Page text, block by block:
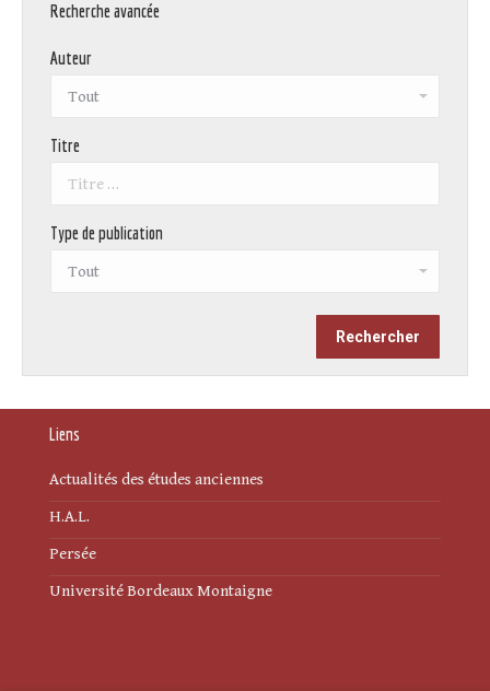
Recherche avancée
Auteur
Titre
Type de publication
Liens
Actualités des études anciennes
H.A.L.
Persée
Université Bordeaux Montaigne